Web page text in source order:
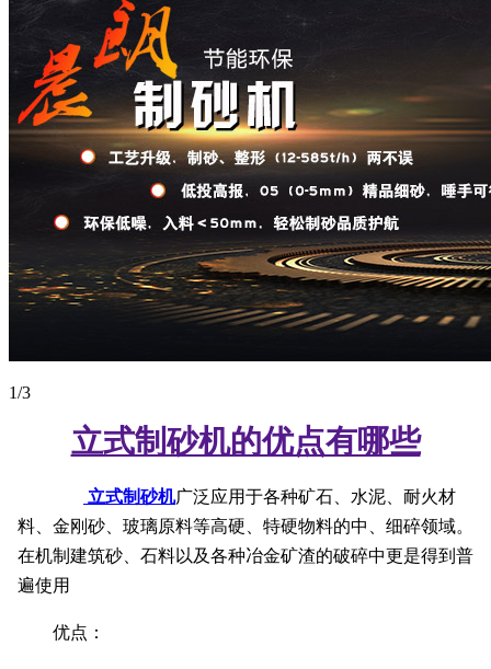
1/3
立式制砂机的优点有哪些
立式制砂机广泛应用于各种矿石、水泥、耐火材
料、金刚砂、玻璃原料等高硬、特硬物料的中、细碎领域。
在机制建筑砂、石料以及各种冶金矿渣的破碎中更是得到普
遍使用
优点：